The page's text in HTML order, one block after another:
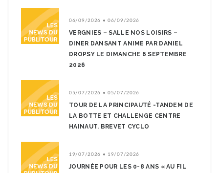
06/09/2026 • 06/09/2026
VERGNIES – SALLE NOS LOISIRS –
DINER DANSANT ANIME PAR DANIEL
DROPSY LE DIMANCHE 6 SEPTEMBRE
2026
05/07/2026 • 05/07/2026
TOUR DE LA PRINCIPAUTÉ -TANDEM DE
LA BOTTE ET CHALLENGE CENTRE
HAINAUT. BREVET CYCLO
19/07/2026 • 19/07/2026
JOURNÉE POUR LES 0-8 ANS « AU FIL